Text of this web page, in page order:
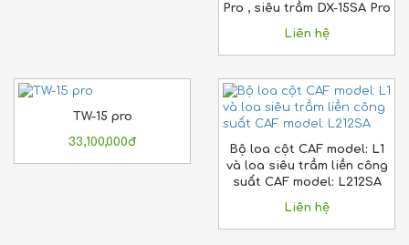
Pro , siêu trầm DX-15SA Pro
Liên hệ
TW-15 pro
33,100,000đ
Bộ loa cột CAF model: L1
và loa siêu trầm liền công
suất CAF model: L212SA
Liên hệ